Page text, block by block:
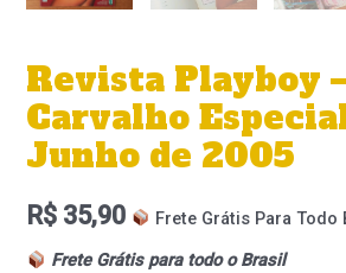
Revista Playboy
Carvalho
Junho de 2005
R$ 35,90
Frete Grátis Para Todo
Frete Grátis para todo o Brasil